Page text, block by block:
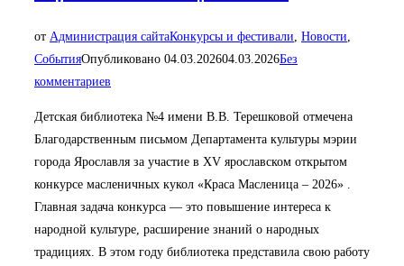
от Администрация сайтаКонкурсы и фестивали Новости
СобытияОпубликовано 04.03.202604.03.2026Без
комментариев
Детская библиотека №4 имени В.В. Терешковой отмечена
Благодарственным письмом Департамента культуры мэрии
города Ярославля за участие в XV ярославском открытом
конкурсе масленичных кукол «Краса Масленица – 2026» .
Главная задача конкурса — это повышение интереса к
народной культуре, расширение знаний о народных
традициях. В этом году библиотека представила свою работу